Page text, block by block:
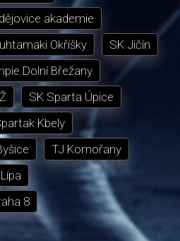
akademie
Okříšky
SK Jičín
Dolní Břežany
SK Sparta Úpice
Kbely
TJ Komořany
8